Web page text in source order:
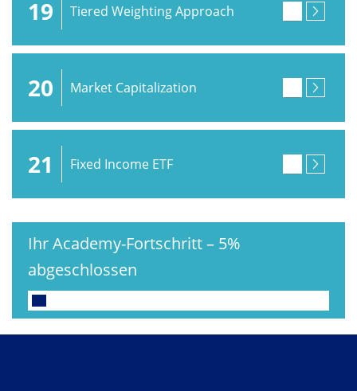
19 Tiered Weighting Approach
20 Market Capitalization
21 Fixed Income ETF
Ihr Academy-Fortschritt– 5%
abgeschlossen